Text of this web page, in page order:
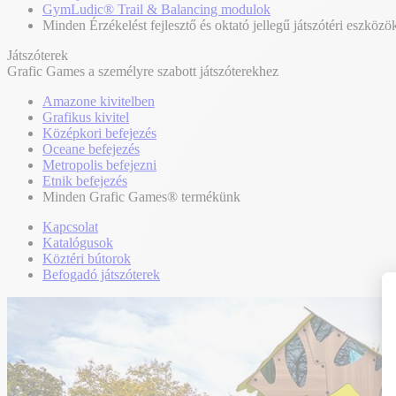
GymLudic® Trail & Balancing modulok
Minden Érzékelést fejlesztő és oktató jellegű játszótéri
Játszóterek
Grafic Games a személyre szabott játszóterekhez
Amazone kivitelben
Grafikus kivitel
Középkori befejezés
Oceane befejezés
Metropolis befejezni
Etnik befejezés
Minden Grafic Games® termékünk
Kapcsolat
Katalógusok
Köztéri bútorok
Befogadó játszóterek